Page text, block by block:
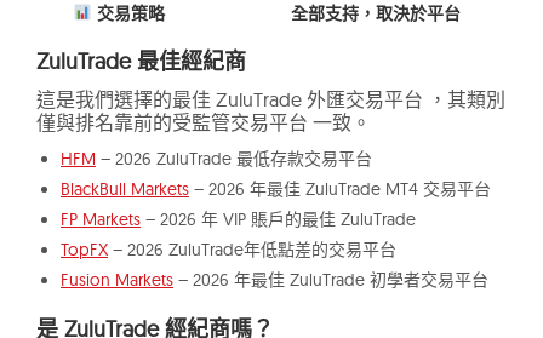
交易策略 全部支持，取決於平台
ZuluTrade 最佳經紀商
這是我們選擇的最佳 ZuluTrade 外匯交易平台 ，其類別
僅與排名靠前的受監管交易平台 一致。
HFM – 2026 ZuluTrade 最低存款交易平台
BlackBull Markets – 2026 年最佳 ZuluTrade MT4 交易平台
FP Markets – 2026 年 VIP 賬戶的最佳 ZuluTrade
TopFX – 2026 ZuluTrade年低點差的交易平台
Fusion Markets – 2026 年最佳 ZuluTrade 初學者交易平台
是 ZuluTrade 經紀商嗎？